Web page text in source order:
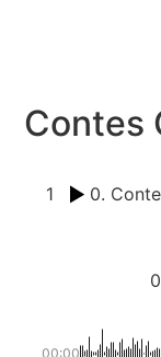
Contes
1 0.
00:00